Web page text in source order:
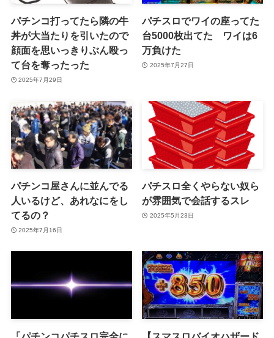
パチンコ打ってたら隣の牛
丼が大当たりを引いたので
顔面を思いっきりぶん殴っ
て台を奪ったった
2025年7月29日
パチスロでワイの座ってた
台5000枚出てた ワイは6
万負けた
2025年7月27日
パチンコ屋さんに並んでる
人いるけど、あれなにをし
てるの？
2025年7月16日
パチスロ全くやらない奴ら
が雰囲気で会話するスレ
2025年5月23日